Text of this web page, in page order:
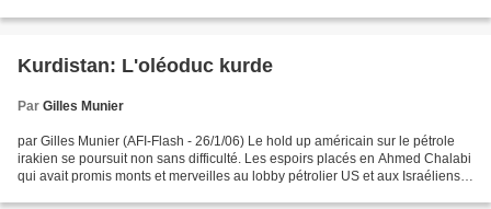
Kurdistan: L'oléoduc kurde
Par Gilles Munier
par Gilles Munier (AFI-Flash - 26/1/06) Le hold up américain sur le pétrole
irakien se poursuit non sans difficulté. Les espoirs placés en Ahmed Chalabi
qui avait promis monts et merveilles au lobby pétrolier US et aux Israéliens,